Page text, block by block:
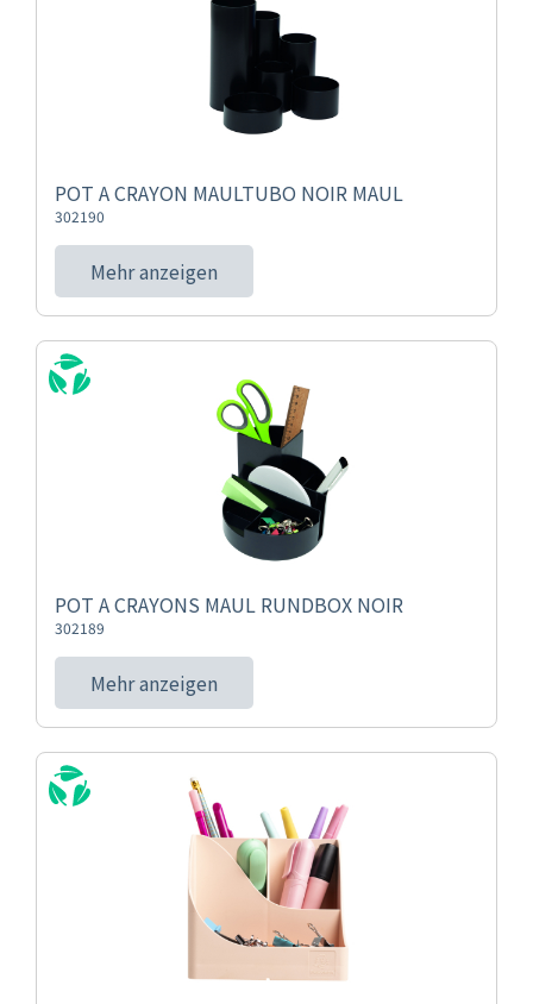
POT A CRAYON MAULTUBO NOIR MAUL
302190
Mehr anzeigen
POT A CRAYONS MAUL RUNDBOX NOIR
302189
Mehr anzeigen